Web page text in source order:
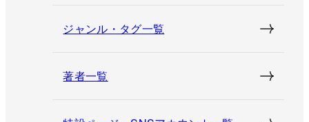
ジャンル・タグ一覧
著者一覧